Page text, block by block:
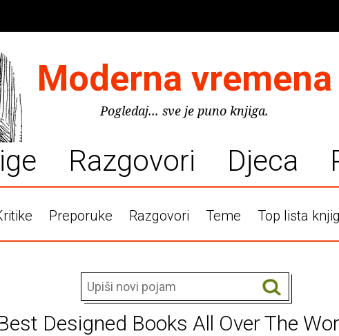
Moderna vremena
Pogledaj... sve je puno knjiga.
Razgovori Djeca
Preporuke Razgovori Teme Top lista
Designed Books All Over The